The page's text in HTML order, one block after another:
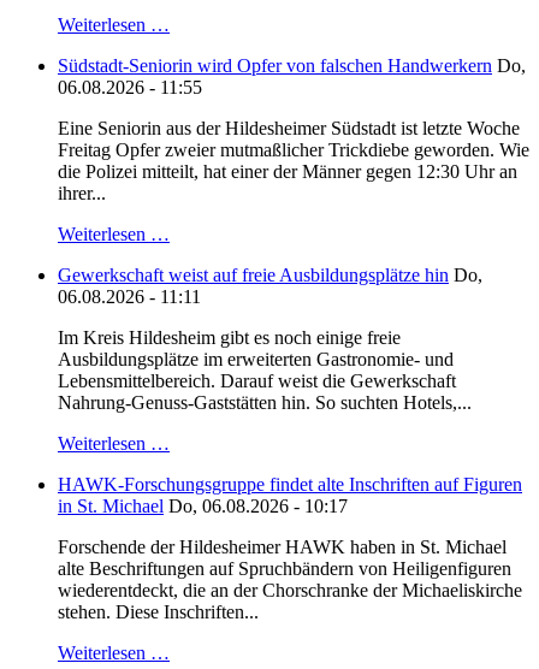
Weiterlesen …
Südstadt-Seniorin wird Opfer von falschen Handwerkern Do,
06.08.2026 - 11:55
Eine Seniorin aus der Hildesheimer Südstadt ist letzte Woche
Freitag Opfer zweier mutmaßlicher Trickdiebe geworden. Wie
die Polizei mitteilt, hat einer der Männer gegen 12:30 Uhr an
ihrer...
Weiterlesen …
Gewerkschaft weist auf freie Ausbildungsplätze hin Do,
06.08.2026 - 11:11
Im Kreis Hildesheim gibt es noch einige freie
Ausbildungsplätze im erweiterten Gastronomie- und
Lebensmittelbereich. Darauf weist die Gewerkschaft
Nahrung-Genuss-Gaststätten hin. So suchten Hotels,...
Weiterlesen …
HAWK-Forschungsgruppe findet alte Inschriften auf Figuren
in St. Michael Do, 06.08.2026 - 10:17
Forschende der Hildesheimer HAWK haben in St. Michael
alte Beschriftungen auf Spruchbändern von Heiligenfiguren
wiederentdeckt, die an der Chorschranke der Michaeliskirche
stehen. Diese Inschriften...
Weiterlesen …